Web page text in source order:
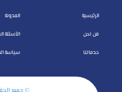
الرئيسية
من نحن
خدماتنا
المدونة
الأسئلة
سياسة